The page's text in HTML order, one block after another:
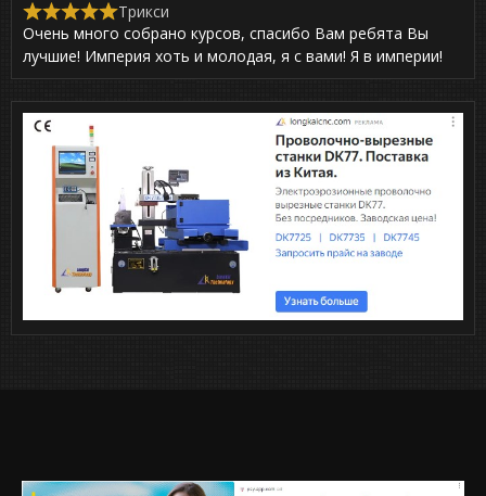
R
a
t
5
o
u
t
o
Очень много собрано курсов, спасибо Вам ребята Вы
лучшие! Империя хоть и молодая, я с вами! Я в империи!
Трикси